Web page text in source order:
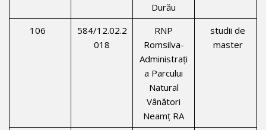
Durău
106
584/12.02.2
018
RNP
Romsilva-
Administrați
a Parcului
Natural
Vânători
Neamţ RA
studii de
master